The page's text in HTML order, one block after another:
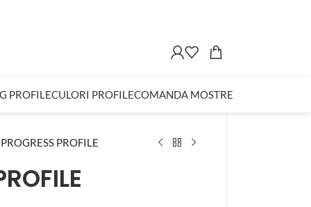
PROFILECULORI PROFILECOMANDA MOSTRE
PROFILE